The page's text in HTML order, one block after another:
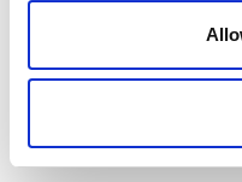
Med ganske få klik på
fantastiske krydstogter.
Vi samarbejder kun med
På den måde er vi sikre
drømmerejsen kan blive